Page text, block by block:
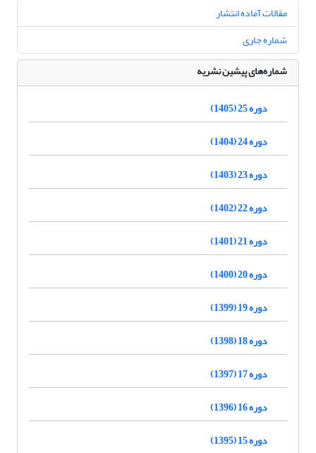
مقالات آماده انتشار
شماره جاری
شماره‌های پیشین نشریه
دوره 25 (1405)
دوره 24 (1404)
دوره 23 (1403)
دوره 22 (1402)
دوره 21 (1401)
دوره 20 (1400)
دوره 19 (1399)
دوره 18 (1398)
دوره 17 (1397)
دوره 16 (1396)
دوره 15 (1395)